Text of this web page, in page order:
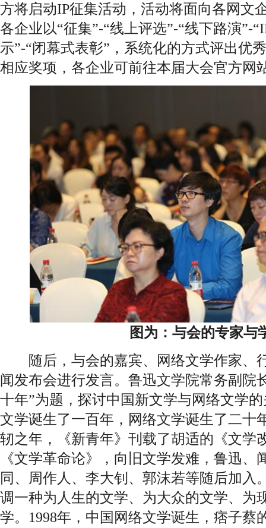
方将启动IP征集活动，活动将面向各网文
各企业以“征集”-“线上评选”-“线下路演”-
示”-“闭幕式表彰”，系统化的方式评出优
相应奖项，各企业可前往本届大会官方网
图为：与会的专家与
随后，与会的嘉宾、网络文学作家、
闻发布会进行发言。鲁迅文学院常务副院
十年”为题，探讨中国新文学与网络文学
文学诞生了一百年，网络文学诞生了二十
轫之年，《新青年》刊载了胡适的《文学
《文学革命论》，向旧文学发难，鲁迅、
同、周作人、李大钊、郭沫若等随后加入
调一种为人生的文学、为大众的文学、为
学。1998年，中国网络文学诞生，痞子蔡